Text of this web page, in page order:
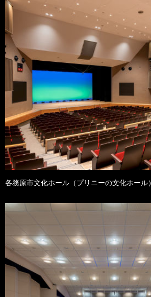
各務原市文化ホール（プリニーの文化ホール）